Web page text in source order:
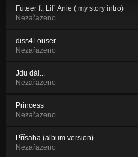
Futeer ft. Lil´ Anie ( my story intro)
Nezařazeno
diss4Louser
Nezařazeno
Jdu dál...
Nezařazeno
Princess
Nezařazeno
Přísaha (album version)
Nezařazeno